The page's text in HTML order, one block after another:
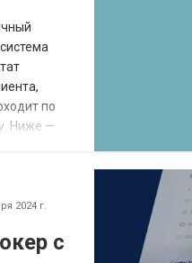
по
Ниже —
сайта
проекта,
2024 г.
с